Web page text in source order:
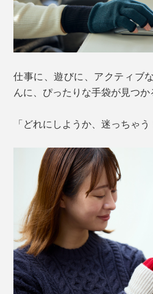
仕事に、遊びに、アクティブ
んに、ぴったりな手袋が見つか
「どれにしようか、迷っちゃう